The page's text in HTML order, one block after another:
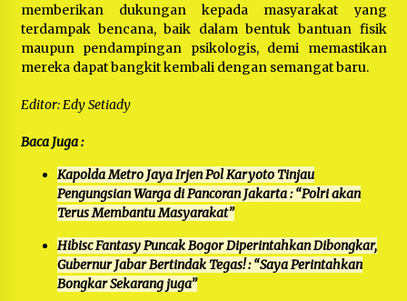
memberikan dukungan kepada masyarakat yang
terdampak bencana, baik dalam bentuk bantuan fisik
maupun pendampingan psikologis, demi memastikan
mereka dapat bangkit kembali dengan semangat baru.
Editor: Edy Setiady
Baca Juga :
Kapolda Metro Jaya Irjen Pol Karyoto Tinjau
Pengungsian Warga di Pancoran Jakarta : “Polri akan
Terus Membantu Masyarakat”
Hibisc Fantasy Puncak Bogor Diperintahkan Dibongkar,
Gubernur Jabar Bertindak Tegas! : “Saya Perintahkan
Bongkar Sekarang juga”